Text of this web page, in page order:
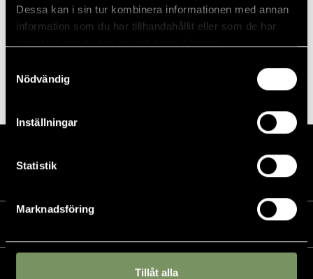
Dessa kan i sin tur kombinera informationen med annan
information som du har tillhandahållit eller som de har
Nödvändig
Inställningar
Statistik
Marknadsföring
Tillåt alla
NVGF Junior Tour # 2
Rangen stängd mellan 06.00-10.30 på grund